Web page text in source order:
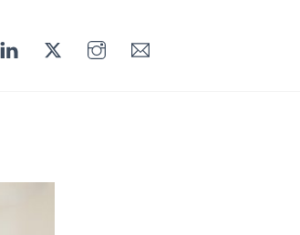
LINKEDIN TWITTERINSTAGRAM